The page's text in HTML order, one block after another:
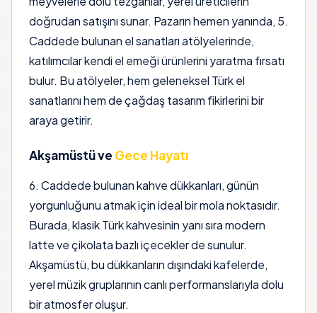
doğrudan satışını sunar. Pazarın hemen yanında, 5.
Caddede bulunan el sanatları atölyelerinde,
katılımcılar kendi el emeği ürünlerini yaratma fırsatı
bulur. Bu atölyeler, hem geleneksel Türk el
sanatlarını hem de çağdaş tasarım fikirlerini bir
araya getirir.
Akşamüstü ve Gece Hayatı
6. Caddede bulunan kahve dükkanları, günün
yorgunluğunu atmak için ideal bir mola noktasıdır.
Burada, klasik Türk kahvesinin yanı sıra modern
latte ve çikolata bazlı içecekler de sunulur.
Akşamüstü, bu dükkanların dışındaki kafelerde,
yerel müzik gruplarının canlı performanslarıyla dolu
bir atmosfer oluşur.